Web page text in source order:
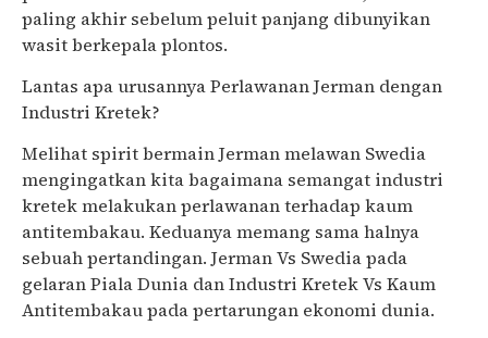
paling akhir sebelum peluit panjang dibunyikan
wasit berkepala plontos.
Lantas apa urusannya Perlawanan Jerman dengan
Industri Kretek?
Melihat spirit bermain Jerman melawan Swedia
mengingatkan kita bagaimana semangat industri
kretek melakukan perlawanan terhadap kaum
antitembakau. Keduanya memang sama halnya
sebuah pertandingan. Jerman Vs Swedia pada
gelaran Piala Dunia dan Industri Kretek Vs Kaum
Antitembakau pada pertarungan ekonomi dunia.